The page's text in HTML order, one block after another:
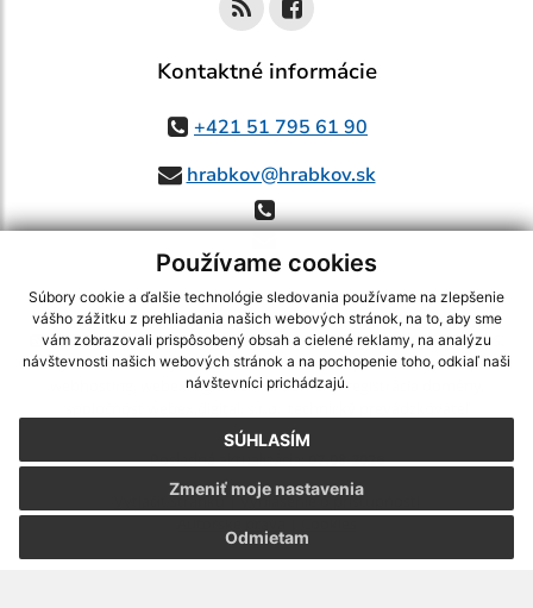
Používame cookies
Súbory cookie a ďalšie technológie sledovania používame na zlepšenie
vášho zážitku z prehliadania našich webových stránok, na to, aby sme
vám zobrazovali prispôsobený obsah a cielené reklamy, na analýzu
návštevnosti našich webových stránok a na pochopenie toho, odkiaľ naši
návštevníci prichádzajú.
SÚHLASÍM
Odmietam
Zmeniť moje nastavenia
Kontaktné informácie
+421 51 795 61 90
hrabkov@hrabkov.sk
využite možnosť získavania aktuálnych informácií s využitím RSS
CMS systém (redakčný) systém ECHELON 2,Mapa stránok,web portál
webex.digital, s.r.o.,domény,registrácia domény
Posledná aktualizácia:07.08.2026
Vytlačiť stránku|Vyhlásenie o prístupnosti